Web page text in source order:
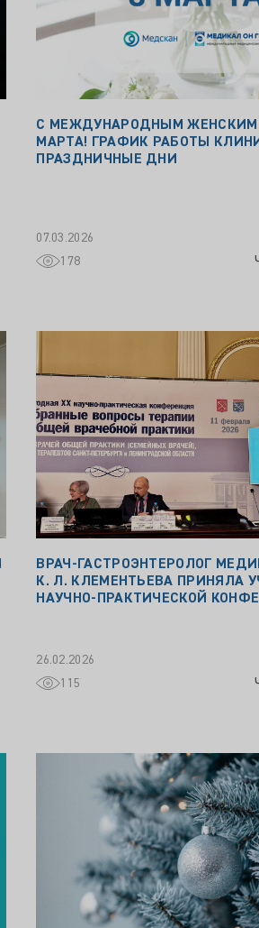
С МЕЖДУНАРОДНЫМ ЖЕНСКИМ
МАРТА! ГРАФИК РАБОТЫ
ПРАЗДНИЧНЫЕ ДНИ
07.03.2026
178
ВРАЧ‑ГАСТРОЭНТЕРОЛОГ
К. Л. КЛЕМЕНТЬЕВА ПРИНЯЛА
НАУЧНО‑ПРАКТИЧЕСКОЙ
26.02.2026
115